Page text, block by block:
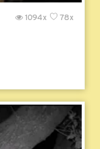
78x
1094x